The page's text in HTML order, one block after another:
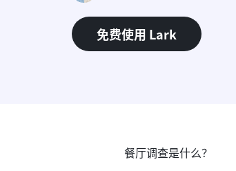
免费使用 Lark
餐厅调查是什么？